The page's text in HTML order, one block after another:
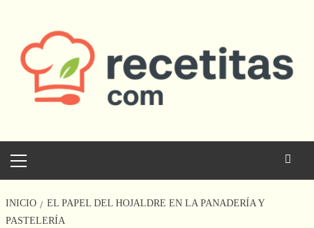
contenido
principal
INICIO
EL PAPEL DEL HOJALDRE EN LA PANADERÍA Y
PASTELERÍA